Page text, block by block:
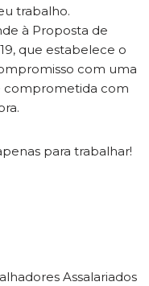
trabalho.
à Proposta de
que estabelece o
com uma
comprometida com
para trabalhar!
Assalariados